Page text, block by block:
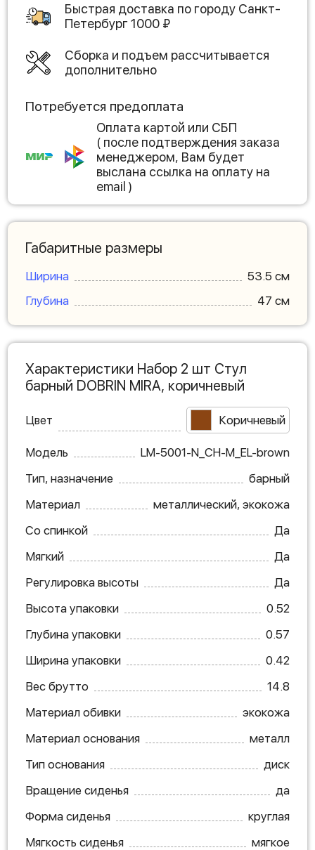
Быстрая доставка по городу Санкт-
Петербург1000 ₽
Сборка и подъем рассчитывается
дополнительно
Потребуется предоплата
Оплата картой или СБП
( после подтверждения заказа
менеджером, Вам будет
выслана ссылка на оплату на
email )
Габаритные размеры
Ширина
53.5 см
Глубина
47 см
Характеристики Набор 2 шт Стул
барный DOBRIN MIRA, коричневый
Цвет Коричневый
Модель
LM-5001-N_CH-M_EL-brown
Тип, назначение
барный
Материал
металлический, экокожа
Со спинкой
Да
Мягкий
Да
Регулировка высоты
Да
Высота упаковки
0.52
Глубина упаковки
0.57
Ширина упаковки
0.42
Вес брутто
14.8
Материал обивки
экокожа
Материал основания
металл
Тип основания
диск
Вращение сиденья
да
Форма сиденья
круглая
Мягкость сиденья
мягкое